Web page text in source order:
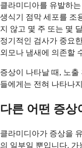
클라미디아를 유발하
생식기 점막 세포를 조
지 않고 몇 주 또는 몇
정기적인 검사가 중요
외모나 냄새에 의존할
증상이 나타날 때, 노
들에게는 전혀 나타나
다른 어떤 증상
클라미디아가 증상을
의 일부일 뿐입니다.